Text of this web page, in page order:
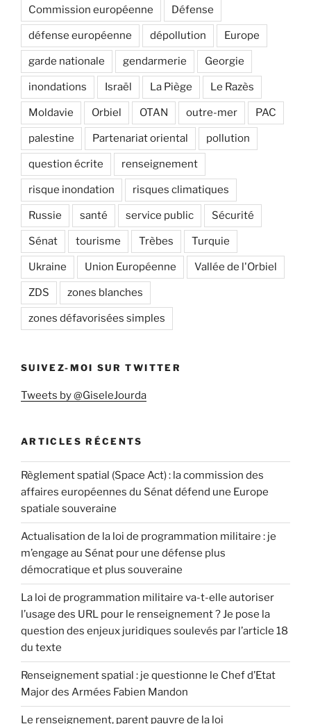
Commission européenne Défense
défense européenne dépollution Europe
garde nationale gendarmerie Georgie
inondations Israël La Piège Le Razès
Moldavie Orbiel OTAN outre-mer PAC
palestine Partenariat oriental pollution
question écrite renseignement
risque inondation risques climatiques
Russie santé service public Sécurité
Sénat tourisme Trèbes Turquie
Ukraine Union Européenne Vallée de l'Orbiel
ZDS zones blanches
zones défavorisées simples
SUIVEZ-MOI SUR TWITTER
Tweets by @GiseleJourda
ARTICLES RÉCENTS
Règlement spatial (Space Act) : la commission des
affaires européennes du Sénat défend une Europe
spatiale souveraine
Actualisation de la loi de programmation militaire : je
m’engage au Sénat pour une défense plus
démocratique et plus souveraine
La loi de programmation militaire va-t-elle autoriser
l’usage des URL pour le renseignement ? Je pose la
question des enjeux juridiques soulevés par l’article 18
du texte
Renseignement spatial : je questionne le Chef d’Etat
Major des Armées Fabien Mandon
Le renseignement, parent pauvre de la loi